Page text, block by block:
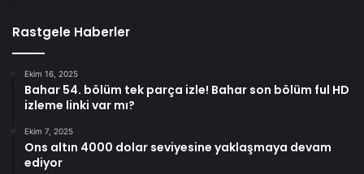
Rastgele Haberler
Ekim 16, 2025
Bahar 54. bölüm tek parça izle! Bahar son bölüm ful HD
izleme linki var mı?
Ekim 7, 2025
Ons altın 4000 dolar seviyesine yaklaşmaya devam
ediyor